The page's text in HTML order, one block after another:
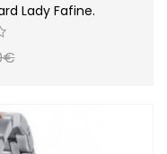
Lady Fafine.